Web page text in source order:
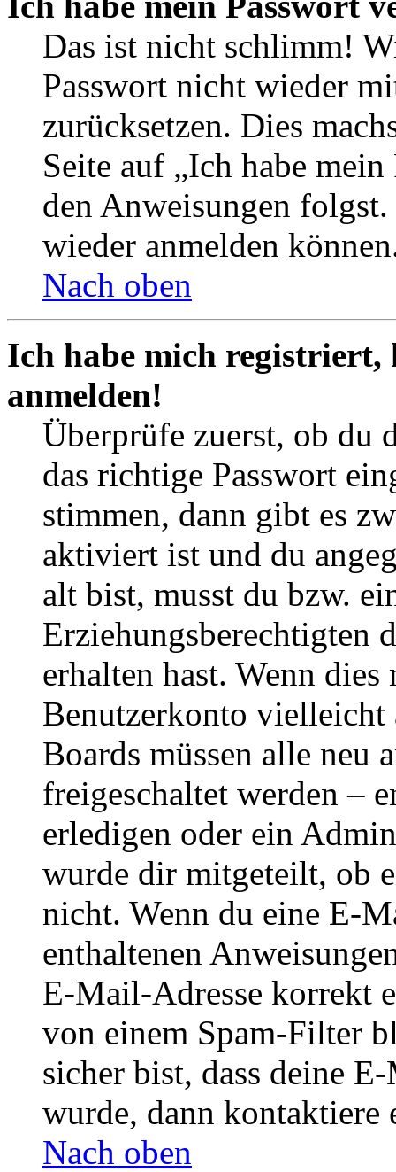
Das ist nicht schlimm!
Passwort nicht wieder
zurücksetzen. Dies
Seite auf „Ich habe
den Anweisungen
wieder anmelden
Nach oben
Ich habe mich
anmelden!
Überprüfe zuerst, ob du
das richtige Passwort
stimmen, dann gibt es
aktiviert ist und du
alt bist, musst du bzw.
Erziehungsberechtigten
erhalten hast. Wenn
Benutzerkonto
Boards müssen alle neu
freigeschaltet werden –
erledigen oder ein
wurde dir mitgeteilt, ob
nicht. Wenn du eine E-
enthaltenen
E-Mail-Adresse korrekt
von einem Spam-Filter
sicher bist, dass deine
wurde, dann kontaktiere
Nach oben